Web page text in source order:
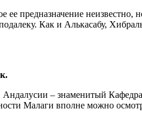
предназначение
Как и Алькасабу,
– знаменитый
Малаги вполне можно